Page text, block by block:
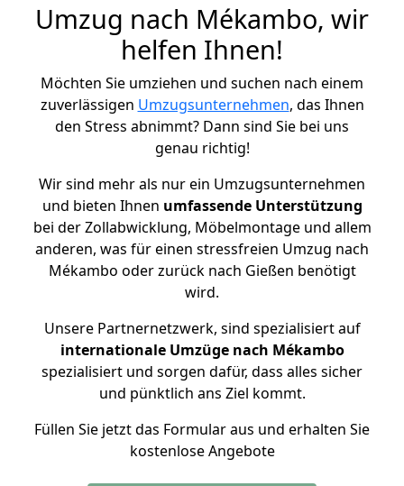
Umzug nach Mékambo, wir
helfen Ihnen!
Möchten Sie umziehen und suchen nach einem
zuverlässigen Umzugsunternehmen, das Ihnen
den Stress abnimmt? Dann sind Sie bei uns
genau richtig!
Wir sind mehr als nur ein Umzugsunternehmen
und bieten Ihnen umfassende Unterstützung
bei der Zollabwicklung, Möbelmontage und allem
anderen, was für einen stressfreien Umzug nach
Mékambo oder zurück nach Gießen benötigt
wird.
Unsere Partnernetzwerk, sind spezialisiert auf
internationale Umzüge nach Mékambo
spezialisiert und sorgen dafür, dass alles sicher
und pünktlich ans Ziel kommt.
Füllen Sie jetzt das Formular aus und erhalten Sie
kostenlose Angebote